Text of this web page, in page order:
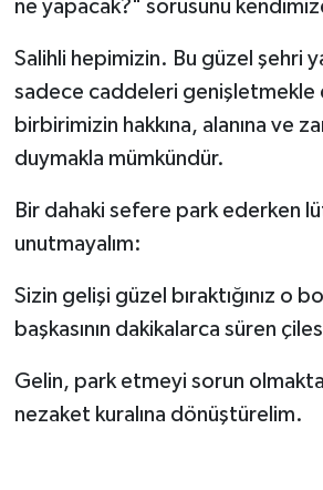
ne yapacak?" sorusunu
​Salihli hepimizin. Bu güzel şehri
sadece caddeleri genişletmekle
birbirimizin hakkına, alanına ve
duymakla mümkündür.
Bir dahaki sefere park ederken
unutmayalım:
Sizin gelişi güzel bıraktığınız o
başkasının dakikalarca süren
​Gelin, park etmeyi sorun
nezaket kuralına dönüştürelim.